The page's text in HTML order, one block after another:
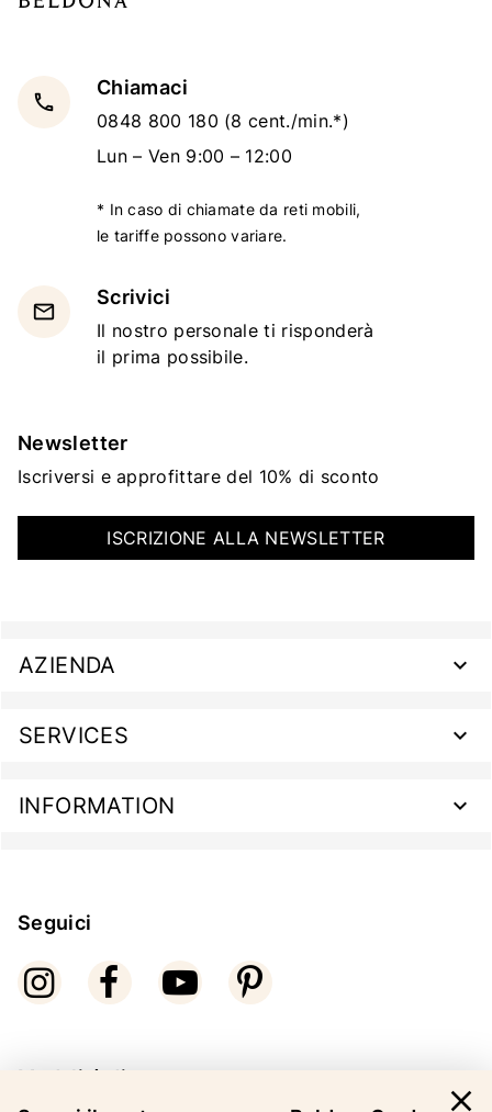
local_phone
Chiamaci
0848 800 180 (8 cent./min.*)
Lun – Ven 9:00 – 12:00
* In caso di chiamate da reti mobili,
le tariffe possono variare.
email
Scrivici
Il nostro personale ti risponderà
il prima possibile.
Newsletter
Iscriversi e approfittare del 10% di sconto
ISCRIZIONE ALLA NEWSLETTER
AZIENDA
SERVICES
INFORMATION
Seguici
Modalità di pagamento
close